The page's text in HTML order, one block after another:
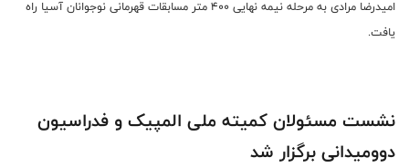
امیدرضا مرادی به مرحله نیمه نهایی 400 متر مسابقات قهرمانی نوجوانان آسیا راه
یافت.
‎نشست مسئولان کمیته ملی المپیک و فدراسیون
دوومیدانی برگزار شد